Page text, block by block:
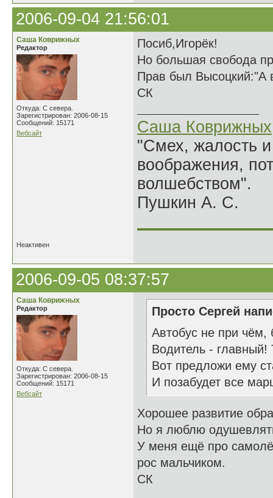
2006-09-04 21:56:01
Саша Коврижных
Редактор
Откуда: С севера.
Зарегистрирован: 2006-08-15
Сообщений: 15171
Вебсайт
Посиб,Игорёк!
Но большая свобода
Прав был Высоцкий:"А
СК
Саша Коврижных
"Смех, жалость
воображения,
волшебством".
Пушкин А. С.
Неактивен
2006-09-05 08:37:57
Саша Коврижных
Редактор
Откуда: С севера.
Зарегистрирован: 2006-08-15
Сообщений: 15171
Вебсайт
Просто Сергей
Автобус не при чём,
Водитель - главный!
Вот предложи ему
И позабудет все
Хорошее развитие
Но я люблю
У меня ещё про
рос мальчиком.
СК